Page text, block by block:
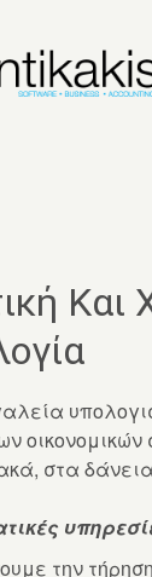
Και
στα
την